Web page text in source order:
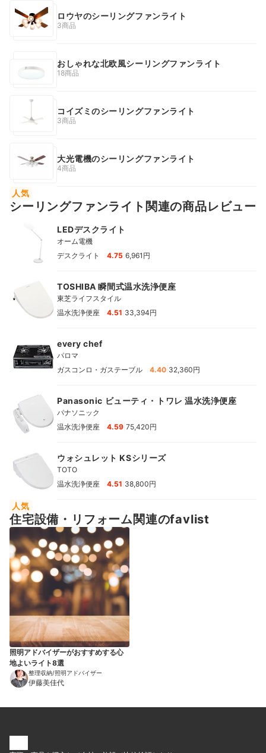
ロウヤのシーリングファンライト
3商品
おしゃれな北欧風シーリングファンライト
18商品
コイズミのシーリングファンライト
3商品
大光電機のシーリングファンライト
4商品
人気
シーリングファンライト関連の商品レビュー
LEDデスクライト
オーム電機
デスクライト
4.75 6,961円
TOSHIBA 瞬間式温水洗浄便座
東芝ライフスタイル
温水洗浄便座
4.51 33,394円
every chef
パロマ
ガスコンロ・ガステーブル
4.40 32,360円
Panasonic ビューティ・トワレ 温水洗浄便座
パナソニック
温水洗浄便座
4.59 75,420円
ウォシュレット KSシリーズ
TOTO
温水洗浄便座
4.51 38,800円
人気
住宅設備・リフォーム関連のfavlist
照明アドバイザーがおすすめする心
地よいライト8選
整理収納/照明アドバイザー
伊藤美佳代